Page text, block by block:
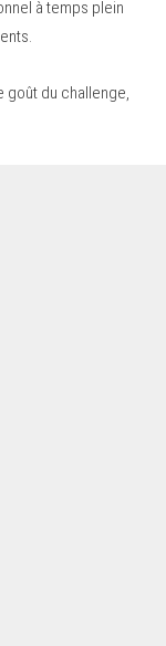
à temps plein
goût du challenge,